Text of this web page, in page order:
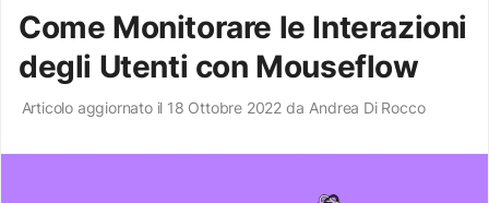
Come Monitorare le Interazioni
degli Utenti con Mouseflow
Articolo aggiornato il 18 Ottobre 2022 da Andrea Di Rocco